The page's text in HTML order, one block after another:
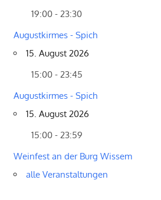
19:00 - 23:30
Augustkirmes - Spich
15. August 2026
15:00 - 23:45
Augustkirmes - Spich
15. August 2026
15:00 - 23:59
Weinfest an der Burg Wissem
alle Veranstaltungen